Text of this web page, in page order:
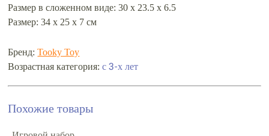
Размер в сложенном виде: 30 х 23.5 х 6.5
Размер: 34 х 25 х 7 см
Бренд:Tooky Toy
Возрастная категория:с 3-х лет
Похожие товары